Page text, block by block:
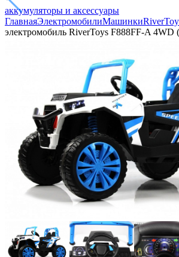
аккумуляторы и аксессуары
ГлавнаяЭлектромобилиМашинки
электромобиль RiverToys F888FF-A 4WD